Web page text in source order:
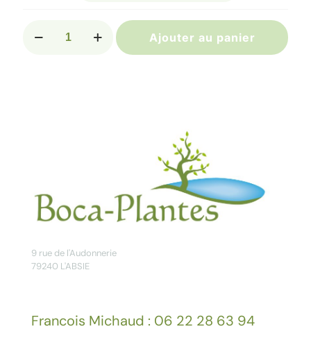
Ajouter au panier
9 rue de l'Audonnerie
79240 L'ABSIE
Francois Michaud : 06 22 28 63 94